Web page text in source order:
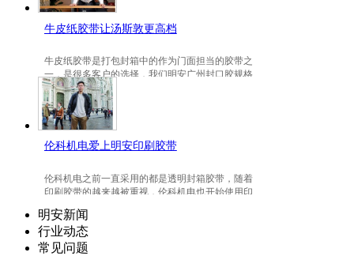
牛皮纸胶带让汤斯敦更高档
牛皮纸胶带是打包封箱中的作为门面担当的胶带之
一，是很多客户的选择，我们明安广州封口胶规格
包装的牛皮纸胶带就是汤斯敦的选择。
伦科机电爱上明安印刷胶带
伦科机电之前一直采用的都是透明封箱胶带，随着
印刷胶带的越来越被重视，伦科机电也开始使用印
明安新闻
行业动态
常见问题